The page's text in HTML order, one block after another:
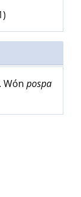
Wón pospa